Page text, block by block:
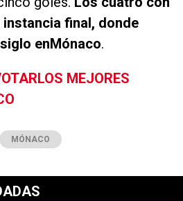
final, donde
enMónaco.
MEJORES
MÓNACO